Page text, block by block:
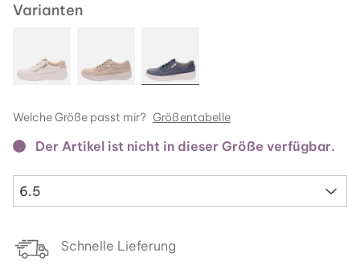
Varianten
Welche Größe passt mir? Größentabelle
Der Artikel ist nicht in dieser Größe verfügbar.
6.5
Schnelle Lieferung